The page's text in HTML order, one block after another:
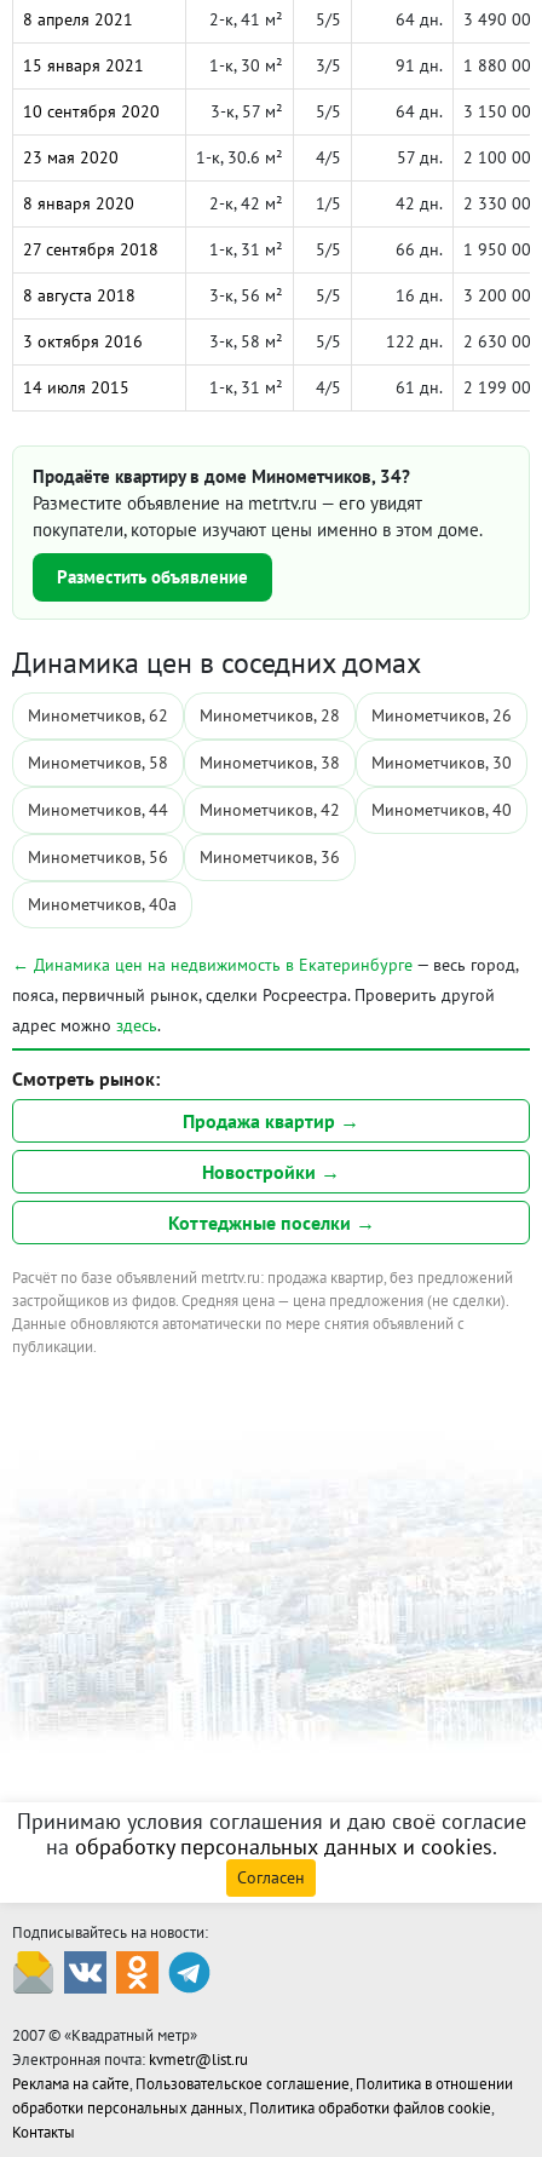
8 апреля 2021 2-к, 41 м² 5/5 64 дн. 3 490 000
15 января 2021 1-к, 30 м² 3/5 91 дн. 1 880 000
10 сентября 2020 3-к, 57 м² 5/5 64 дн. 3 150 000
23 мая 2020 1-к, 30.6 м² 4/5 57 дн. 2 100 000
8 января 2020 2-к, 42 м² 1/5 42 дн. 2 330 000
27 сентября 2018 1-к, 31 м² 5/5 66 дн. 1 950 000
8 августа 2018 3-к, 56 м² 5/5 16 дн. 3 200 000
3 октября 2016 3-к, 58 м² 5/5 122 дн. 2 630 000
14 июля 2015 1-к, 31 м² 4/5 61 дн. 2 199 000
Продаёте квартиру в доме Минометчиков, 34?
Разместите объявление на metrtv.ru — его увидят
покупатели, которые изучают цены именно в этом доме.
Разместить объявление
Динамика цен в соседних домах
Минометчиков, 62 Минометчиков, 28 Минометчиков, 26
Минометчиков, 58 Минометчиков, 38 Минометчиков, 30
Минометчиков, 44 Минометчиков, 42 Минометчиков, 40
Минометчиков, 56 Минометчиков, 36
Минометчиков, 40а
← Динамика цен на недвижимость в Екатеринбурге — весь город,
пояса, первичный рынок, сделки Росреестра. Проверить другой
адрес можно здесь.
Смотреть рынок:
Продажа квартир →
Новостройки →
Коттеджные поселки →
Расчёт по базе объявлений metrtv.ru: продажа квартир, без предложений
застройщиков из фидов. Средняя цена — цена предложения (не сделки).
Данные обновляются автоматически по мере снятия объявлений с
публикации.
Принимаю условия соглашения и даю своё согласие
на обработку персональных данных и cookies.
Согласен
Подписывайтесь на новости:
2007 © «Квадратный метр»
Электронная почта: kvmetr@list.ru
Реклама на сайте, Пользовательское соглашение, Политика в отношении
обработки персональных данных, Политика обработки файлов cookie,
Контакты